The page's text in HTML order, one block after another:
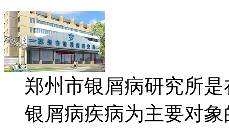
郑州市银屑病研究所
银屑病疾病为主要对